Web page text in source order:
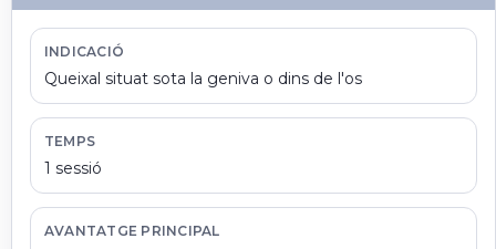
INDICACIÓ
Queixal situat sota la geniva o dins de l'os
TEMPS
1 sessió
AVANTATGE PRINCIPAL